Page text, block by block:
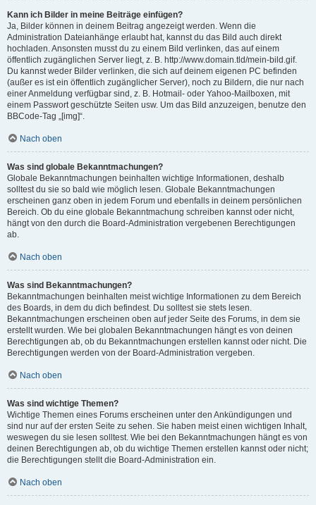
Kann ich Bilder in meine Beiträge einfügen?
Ja, Bilder können in deinem Beitrag angezeigt werden. Wenn die
Administration Dateianhänge erlaubt hat, kannst du das Bild auch direkt
hochladen. Ansonsten musst du zu einem Bild verlinken, das auf einem
öffentlich zugänglichen Server liegt, z. B. http://www.domain.tld/mein-bild.gif.
Du kannst weder Bilder verlinken, die sich auf deinem eigenen PC befinden
(außer es ist ein öffentlich zugänglicher Server), noch zu Bildern, die nur nach
einer Anmeldung verfügbar sind, z. B. Hotmail- oder Yahoo-Mailboxen, mit
einem Passwort geschützte Seiten usw. Um das Bild anzuzeigen, benutze den
BBCode-Tag „[img]“.
Nach oben
Was sind globale Bekanntmachungen?
Globale Bekanntmachungen beinhalten wichtige Informationen, deshalb
solltest du sie so bald wie möglich lesen. Globale Bekanntmachungen
erscheinen ganz oben in jedem Forum und ebenfalls in deinem persönlichen
Bereich. Ob du eine globale Bekanntmachung schreiben kannst oder nicht,
hängt von den durch die Board-Administration vergebenen Berechtigungen
ab.
Nach oben
Was sind Bekanntmachungen?
Bekanntmachungen beinhalten meist wichtige Informationen zu dem Bereich
des Boards, in dem du dich befindest. Du solltest sie stets lesen.
Bekanntmachungen erscheinen oben auf jeder Seite des Forums, in dem sie
erstellt wurden. Wie bei globalen Bekanntmachungen hängt es von deinen
Berechtigungen ab, ob du Bekanntmachungen erstellen kannst oder nicht. Die
Berechtigungen werden von der Board-Administration vergeben.
Nach oben
Was sind wichtige Themen?
Wichtige Themen eines Forums erscheinen unter den Ankündigungen und
sind nur auf der ersten Seite zu sehen. Sie haben meist einen wichtigen Inhalt,
weswegen du sie lesen solltest. Wie bei den Bekanntmachungen hängt es von
deinen Berechtigungen ab, ob du wichtige Themen erstellen kannst oder nicht;
die Berechtigungen stellt die Board-Administration ein.
Nach oben